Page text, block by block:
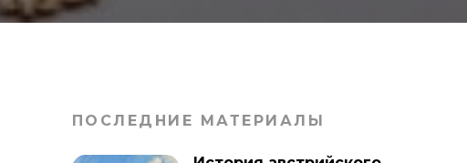
ПОСЛЕДНИЕ МАТЕРИАЛЫ